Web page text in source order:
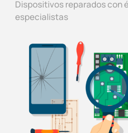
Dispositivos reparados con
especialistas